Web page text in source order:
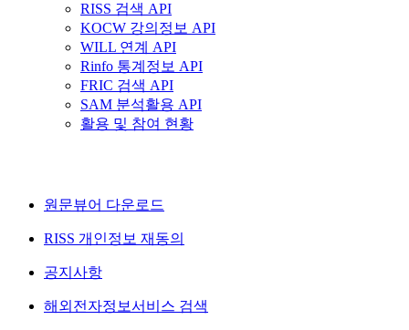
RISS 검색 API
KOCW 강의정보 API
WILL 연계 API
Rinfo 통계정보 API
FRIC 검색 API
SAM 분석활용 API
활용 및 참여 현황
원문뷰어 다운로드
RISS 개인정보 재동의
공지사항
해외전자정보서비스 검색